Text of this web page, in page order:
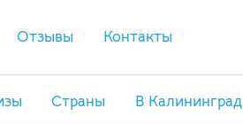
Отзывы Контакты
Страны В Калининград